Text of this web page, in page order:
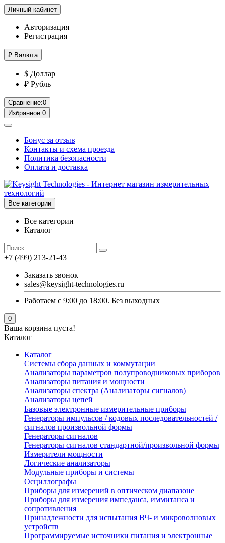
Личный кабинет
Авторизация
Регистрация
₽ Валюта
$ Доллар
₽ Рубль
Сравнение:0
Избранное:0
Бонус за отзыв
Контакты и схема проезда
Политика безопасности
Оплата и доставка
Все категории
Все категории
Каталог
+7 (499) 213-21-43
Заказать звонок
sales@keysight-technologies.ru
Работаем с 9:00 до 18:00. Без выходных
0
Ваша корзина пуста!
Каталог
Каталог
Cистемы сбора данных и коммутации
Анализаторы параметров полупроводниковых приборов
Анализаторы питания и мощности
Анализаторы спектра (Анализаторы сигналов)
Анализаторы цепей
Базовые электронные измерительные приборы
Генераторы импульсов / кодовых последовательностей /
сигналов произвольной формы
Генераторы сигналов
Генераторы сигналов стандартной/произвольной формы
Измерители мощности
Логические анализаторы
Модульные приборы и системы
Осциллографы
Приборы для измерений в оптическом диапазоне
Приборы для измерения импеданса, иммитанса и
сопротивления
Принадлежности для испытания ВЧ- и микроволновых
устройств
Программируемые источники питания и электронные